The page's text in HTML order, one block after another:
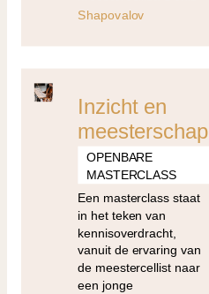
Shapovalov
Inzicht en
meesterschap
OPENBARE
MASTERCLASS
Een masterclass staat
in het teken van
kennisoverdracht,
vanuit de ervaring van
de meestercellist naar
een jonge